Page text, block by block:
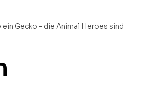
Gecko – die Animal Heroes sind